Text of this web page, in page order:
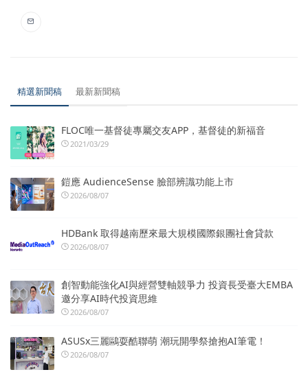
精選新聞稿 最新新聞稿
FLOC唯一基督徒專屬交友APP，基督徒的新福音
2021/03/29
鎧應 AudienceSense 臉部辨識功能上市
2026/08/07
HDBank 取得越南歷來最大規模國際銀團社會貸款
2026/08/07
創智動能強化AI與經營雙軸競爭力 投資長受臺大EMBA
邀分享AI時代投資思維
2026/08/07
ASUSx三麗鷗耍酷聯萌 潮玩開學祭搶抱AI筆電！
2026/08/07